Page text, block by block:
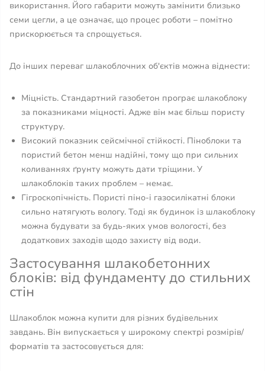
використання. Його габарити можуть замінити близько
семи цегли, а це означає, що процес роботи – помітно
прискорюється та спрощується.
До інших переваг шлакоблочних об'єктів можна віднести:
Міцність. Стандартний газобетон програє шлакоблоку
за показниками міцності. Адже він має більш пористу
структуру.
Високий показник сейсмічної стійкості. Піноблоки та
пористий бетон менш надійні, тому що при сильних
коливаннях ґрунту можуть дати тріщини. У
шлакоблоків таких проблем – немає.
Гігроскопічність. Пористі піно-і газосилікатні блоки
сильно натягують вологу. Тоді як будинок із шлакоблоку
можна будувати за будь-яких умов вологості, без
додаткових заходів щодо захисту від води.
Застосування шлакобетонних
блоків: від фундаменту до стильних
стін
Шлакоблок можна купити для різних будівельних
завдань. Він випускається у широкому спектрі розмірів/
форматів та застосовується для: